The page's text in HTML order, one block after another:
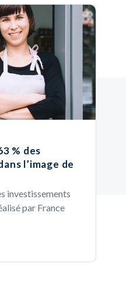
% des
l’image de
investissements
par France